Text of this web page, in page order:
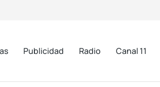
Publicidad Radio Canal 11